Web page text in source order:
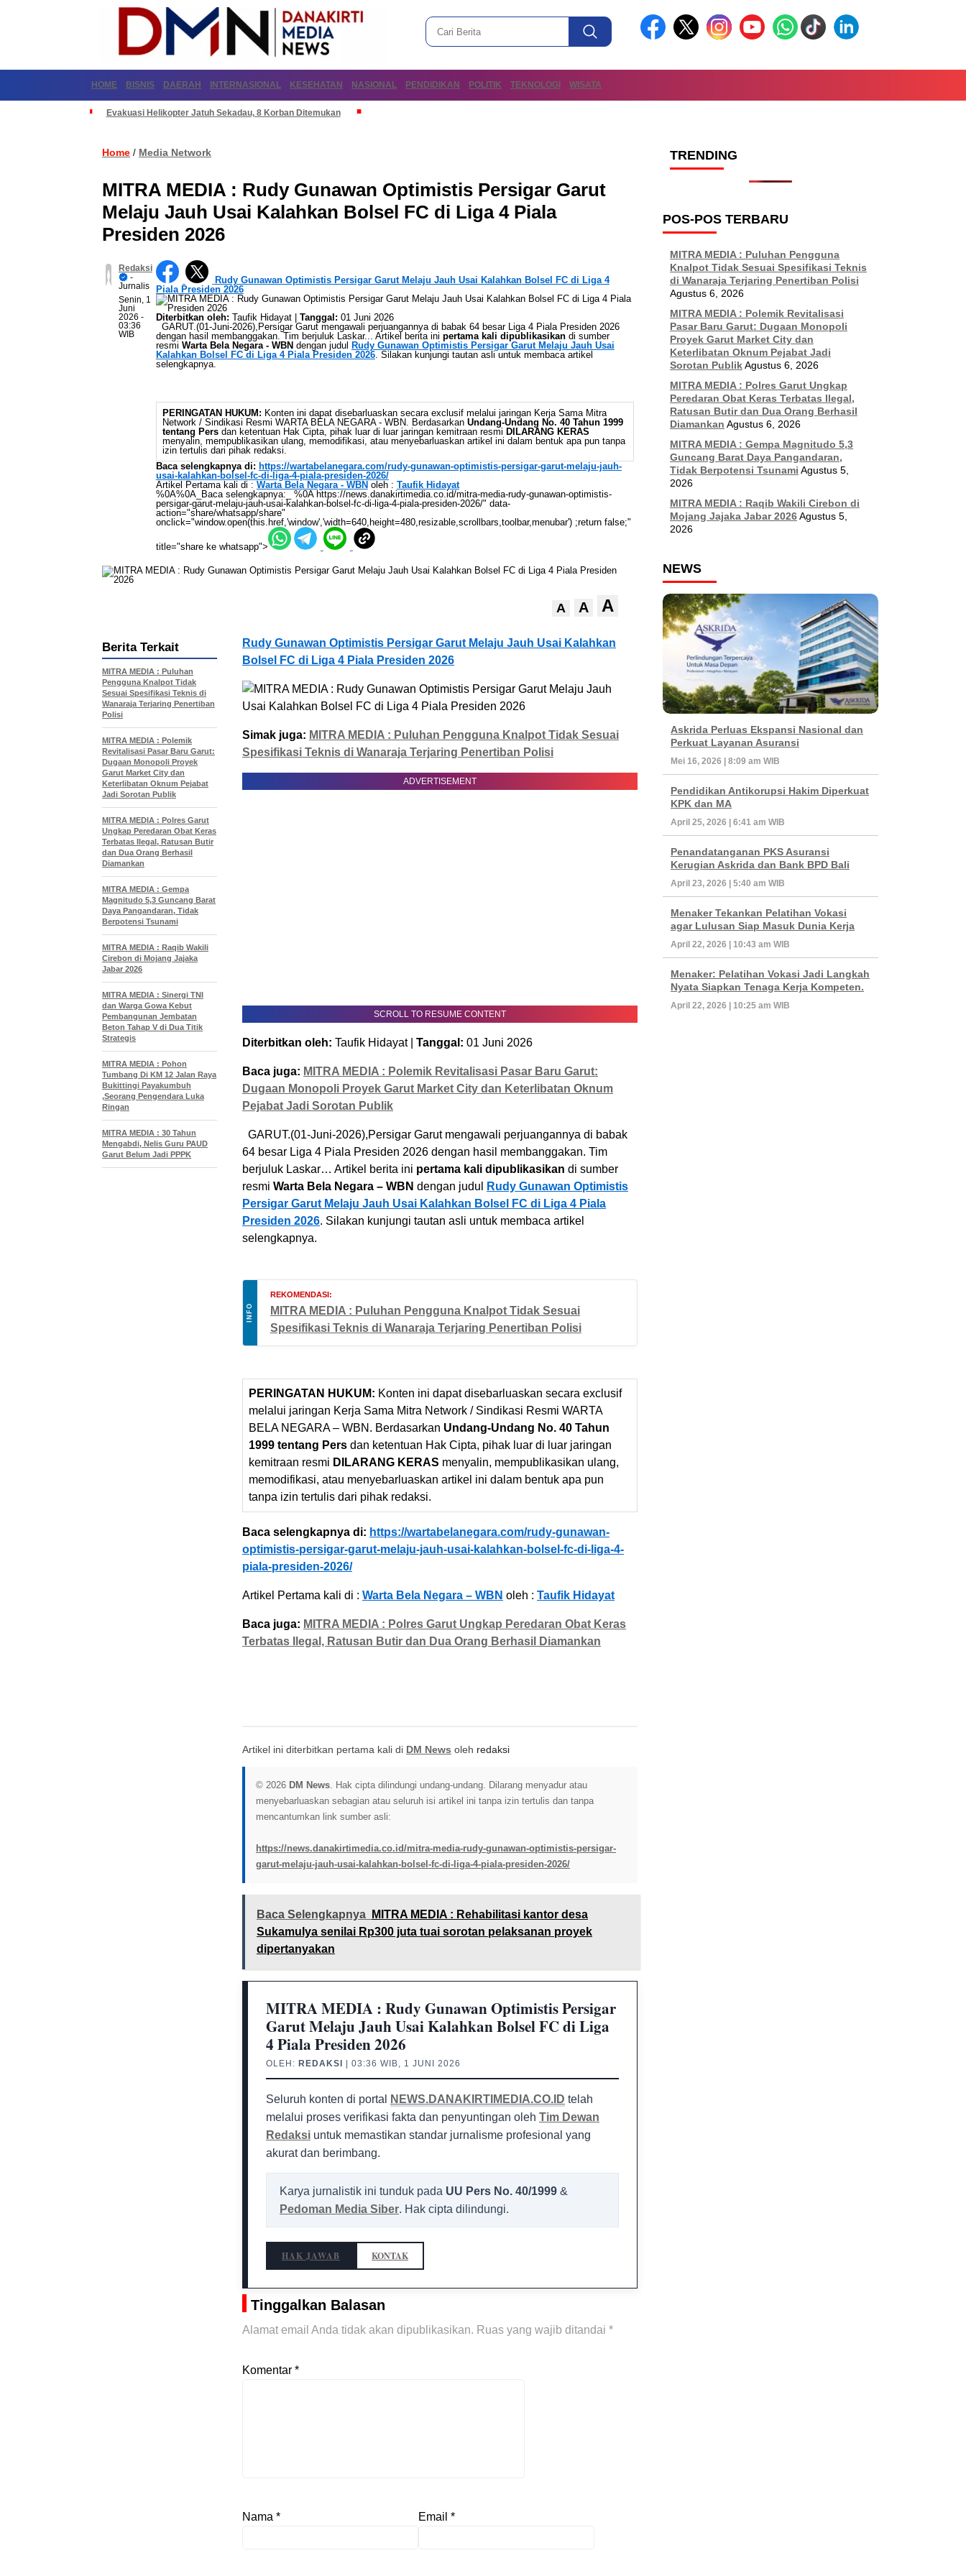
HOME BISNIS DAERAH INTERNASIONAL KESEHATAN NASIONAL PENDIDIKAN POLITIK TEKNOLOGI WISATA
Evakuasi Helikopter Jatuh Sekadau, 8 Korban Ditemukan
Home / Media Network
MITRA MEDIA : Rudy Gunawan Optimistis Persigar Garut
Melaju Jauh Usai Kalahkan Bolsel FC di Liga 4 Piala
Presiden 2026
Redaksi
-
Jurnalis
Senin, 1
Juni
2026 -
03:36
WIB
Rudy Gunawan Optimistis Persigar Garut Melaju Jauh Usai Kalahkan Bolsel FC di Liga 4
Piala Presiden 2026
Diterbitkan oleh: Taufik Hidayat | Tanggal: 01 Juni 2026
GARUT.(01-Juni-2026),Persigar Garut mengawali perjuangannya di babak 64 besar Liga 4 Piala Presiden 2026
dengan hasil membanggakan. Tim berjuluk Laskar... Artikel berita ini pertama kali dipublikasikandi sumber
resmi Warta Bela Negara - WBN dengan judul Rudy Gunawan Optimistis Persigar Garut Melaju Jauh Usai
Kalahkan Bolsel FC di Liga 4 Piala Presiden 2026. Silakan kunjungi tautan asli untuk membaca artikel
selengkapnya.
PERINGATAN HUKUM: Konten ini dapat disebarluaskan secara exclusif melalui jaringan Kerja Sama Mitra
Network / Sindikasi Resmi WARTA BELA NEGARA - WBN. Berdasarkan Undang-Undang No. 40 Tahun 1999
tentang Persdan ketentuan Hak Cipta, pihak luar di luar jaringan kemitraan resmi DILARANG KERAS
menyalin, mempublikasikan ulang, memodifikasi, atau menyebarluaskan artikel ini dalam bentuk apa pun tanpa
izin tertulis dari pihak redaksi.
Baca selengkapnya di: https://wartabelanegara.com/rudy-gunawan-optimistis-persigar-garut-melaju-jauh-
usai-kalahkan-bolsel-fc-di-liga-4-piala-presiden-2026/
Artikel Pertama kali di : Warta Bela Negara - WBN oleh : Taufik Hidayat
%0A%0A_Baca selengkapnya:_ %0A https://news.danakirtimedia.co.id/mitra-media-rudy-gunawan-optimistis-
persigar-garut-melaju-jauh-usai-kalahkan-bolsel-fc-di-liga-4-piala-presiden-2026/" data-
action="share/whatsapp/share"
onclick="window.open(this.href,'window','width=640,height=480,resizable,scrollbars,toolbar,menubar') ;return false;"
title="share ke whatsapp">
A A A
Rudy Gunawan Optimistis Persigar Garut Melaju Jauh Usai Kalahkan
Bolsel FC di Liga 4 Piala Presiden 2026
Simak juga: MITRA MEDIA : Puluhan Pengguna Knalpot Tidak Sesuai
Spesifikasi Teknis di Wanaraja Terjaring Penertiban Polisi
ADVERTISEMENT
SCROLL TO RESUME CONTENT
Diterbitkan oleh: Taufik Hidayat | Tanggal: 01 Juni 2026
Baca juga: MITRA MEDIA : Polemik Revitalisasi Pasar Baru Garut:
Dugaan Monopoli Proyek Garut Market City dan Keterlibatan Oknum
Pejabat Jadi Sorotan Publik
GARUT.(01-Juni-2026),Persigar Garut mengawali perjuangannya di babak
64 besar Liga 4 Piala Presiden 2026 dengan hasil membanggakan. Tim
berjuluk Laskar… Artikel berita ini pertama kali dipublikasikan di sumber
resmi Warta Bela Negara – WBN dengan judul
Rudy Gunawan Optimistis
Persigar Garut Melaju Jauh Usai Kalahkan Bolsel FC di Liga 4 Piala
Presiden 2026. Silakan kunjungi tautan asli untuk membaca artikel
selengkapnya.
INFO
REKOMENDASI:
MITRA MEDIA : Puluhan Pengguna Knalpot Tidak Sesuai
Spesifikasi Teknis di Wanaraja Terjaring Penertiban Polisi
PERINGATAN HUKUM: Konten ini dapat disebarluaskan secara exclusif
melalui jaringan Kerja Sama Mitra Network / Sindikasi Resmi WARTA
BELA NEGARA – WBN. Berdasarkan Undang-Undang No. 40 Tahun
1999 tentang Pers dan ketentuan Hak Cipta, pihak luar di luar jaringan
kemitraan resmi DILARANG KERAS menyalin, mempublikasikan ulang,
memodifikasi, atau menyebarluaskan artikel ini dalam bentuk apa pun
tanpa izin tertulis dari pihak redaksi.
Baca selengkapnya di: https://wartabelanegara.com/rudy-gunawan-
optimistis-persigar-garut-melaju-jauh-usai-kalahkan-bolsel-fc-di-liga-4-
piala-presiden-2026/
Artikel Pertama kali di : Warta Bela Negara – WBN oleh : Taufik Hidayat
Baca juga: MITRA MEDIA : Polres Garut Ungkap Peredaran Obat Keras
Terbatas Ilegal, Ratusan Butir dan Dua Orang Berhasil Diamankan
Artikel ini diterbitkan pertama kali di DM News oleh redaksi
© 2026 DM News. Hak cipta dilindungi undang-undang. Dilarang menyadur atau
menyebarluaskan sebagian atau seluruh isi artikel ini tanpa izin tertulis dan tanpa
mencantumkan link sumber asli:
https://news.danakirtimedia.co.id/mitra-media-rudy-gunawan-optimistis-persigar-
garut-melaju-jauh-usai-kalahkan-bolsel-fc-di-liga-4-piala-presiden-2026/
Baca Selengkapnya
MITRA MEDIA : Rehabilitasi kantor desa
Sukamulya senilai Rp300 juta tuai sorotan pelaksanan proyek
dipertanyakan
MITRA MEDIA : Rudy Gunawan Optimistis Persigar
Garut Melaju Jauh Usai Kalahkan Bolsel FC di Liga
4 Piala Presiden 2026
OLEH: REDAKSI | 03:36 WIB, 1 JUNI 2026
Seluruh konten di portal NEWS.DANAKIRTIMEDIA.CO.ID telah
melalui proses verifikasi fakta dan penyuntingan oleh Tim Dewan
Redaksi untuk memastikan standar jurnalisme profesional yang
akurat dan berimbang.
Karya jurnalistik ini tunduk pada UU Pers No. 40/1999 &
Pedoman Media Siber. Hak cipta dilindungi.
HAK JAWAB KONTAK
Tinggalkan Balasan
Alamat email Anda tidak akan dipublikasikan. Ruas yang wajib ditandai *
Komentar *
Nama * Email *
Berita Terkait
MITRA MEDIA : Puluhan
Pengguna Knalpot Tidak
Sesuai Spesifikasi Teknis di
Wanaraja Terjaring Penertiban
Polisi
MITRA MEDIA : Polemik
Revitalisasi Pasar Baru Garut:
Dugaan Monopoli Proyek
Garut Market City dan
Keterlibatan Oknum Pejabat
Jadi Sorotan Publik
MITRA MEDIA : Polres Garut
Ungkap Peredaran Obat Keras
Terbatas Ilegal, Ratusan Butir
dan Dua Orang Berhasil
Diamankan
MITRA MEDIA : Gempa
Magnitudo 5,3 Guncang Barat
Daya Pangandaran, Tidak
Berpotensi Tsunami
MITRA MEDIA : Raqib Wakili
Cirebon di Mojang Jajaka
Jabar 2026
MITRA MEDIA : Sinergi TNI
dan Warga Gowa Kebut
Pembangunan Jembatan
Beton Tahap V di Dua Titik
Strategis
MITRA MEDIA : Pohon
Tumbang Di KM 12 Jalan Raya
Bukittingi Payakumbuh
,Seorang Pengendara Luka
Ringan
MITRA MEDIA : 30 Tahun
Mengabdi, Nelis Guru PAUD
Garut Belum Jadi PPPK
TRENDING
POS-POS TERBARU
MITRA MEDIA : Puluhan Pengguna
Knalpot Tidak Sesuai Spesifikasi Teknis
di Wanaraja Terjaring Penertiban Polisi
Agustus 6, 2026
MITRA MEDIA : Polemik Revitalisasi
Pasar Baru Garut: Dugaan Monopoli
Proyek Garut Market City dan
Keterlibatan Oknum Pejabat Jadi
Sorotan PublikAgustus 6, 2026
MITRA MEDIA : Polres Garut Ungkap
Peredaran Obat Keras Terbatas Ilegal,
Ratusan Butir dan Dua Orang Berhasil
Diamankan Agustus 6, 2026
MITRA MEDIA : Gempa Magnitudo 5,3
Guncang Barat Daya Pangandaran,
Tidak Berpotensi Tsunami Agustus 5,
2026
MITRA MEDIA : Raqib Wakili Cirebon di
Mojang Jajaka Jabar 2026Agustus 5,
2026
NEWS
Askrida Perluas Ekspansi Nasional dan
Perkuat Layanan Asuransi
Mei 16, 2026 | 8:09 am WIB
Pendidikan Antikorupsi Hakim Diperkuat
KPK dan MA
April 25, 2026 | 6:41 am WIB
Penandatanganan PKS Asuransi
Kerugian Askrida dan Bank BPD Bali
April 23, 2026 | 5:40 am WIB
Menaker Tekankan Pelatihan Vokasi
agar Lulusan Siap Masuk Dunia Kerja
April 22, 2026 | 10:43 am WIB
Menaker: Pelatihan Vokasi Jadi Langkah
Nyata Siapkan Tenaga Kerja Kompeten.
April 22, 2026 | 10:25 am WIB